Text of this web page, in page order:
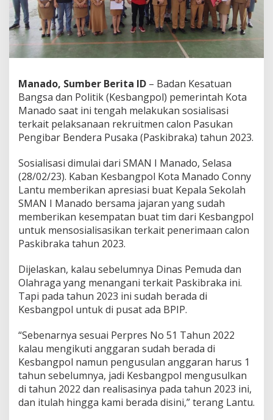
l
i
s
a
e
k
r
u
t
C
l
o
n
P
a
s
k
b
a
k
a
o
a
M
a
a
d
o
Manado, Sumber Berita ID – Badan Kesatuan
Bangsa dan Politik (Kesbangpol) pemerintah Kota
Manado saat ini tengah melakukan sosialisasi
terkait pelaksanaan rekruitmen calon Pasukan
Pengibar Bendera Pusaka (Paskibraka) tahun 2023.
Sosialisasi dimulai dari SMAN I Manado, Selasa
(28/02/23). Kaban Kesbangpol Kota Manado Conny
Lantu memberikan apresiasi buat Kepala Sekolah
SMAN I Manado bersama jajaran yang sudah
memberikan kesempatan buat tim dari Kesbangpol
untuk mensosialisasikan terkait penerimaan calon
Paskibraka tahun 2023.
Dijelaskan, kalau sebelumnya Dinas Pemuda dan
Olahraga yang menangani terkait Paskibraka ini.
Tapi pada tahun 2023 ini sudah berada di
Kesbangpol untuk di pusat ada BPIP.
“Sebenarnya sesuai Perpres No 51 Tahun 2022
kalau mengikuti anggaran sudah berada di
Kesbangpol namun pengusulan anggaran harus 1
tahun sebelumnya, jadi Kesbangpol mengusulkan
di tahun 2022 dan realisasinya pada tahun 2023 ini,
dan itulah hingga kami berada disini,” terang Lantu.